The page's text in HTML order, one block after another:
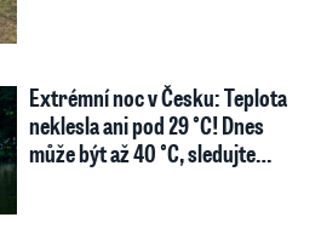
Extrémní noc v Česku: Teplota
neklesla ani pod 29 °C! Dnes
může být až 40 °C, sledujte…